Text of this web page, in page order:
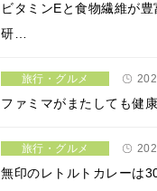
ビタミンEと食物繊維が
研…
旅行・グルメ
ファミマがまたしても健
旅行・グルメ
無印のレトルトカレーは